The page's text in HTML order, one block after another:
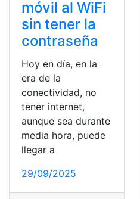
móvil al WiFi
sin tener la
contraseña
Hoy en día, en la
era de la
conectividad, no
tener internet,
aunque sea durante
media hora, puede
llegar a
29/09/2025